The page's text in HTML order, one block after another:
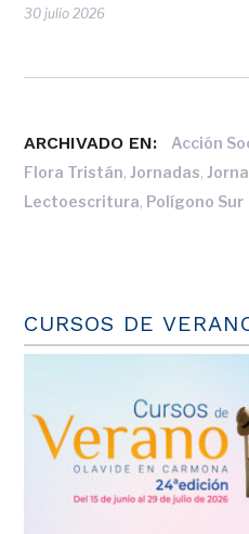
30 julio 2026
ARCHIVADO EN: Acción
Flora Tristán,Jornadas,
Lectoescritura, Polígono Sur
CURSOS DE